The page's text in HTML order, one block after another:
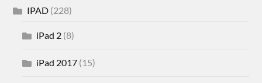
IPAD (228)
iPad 2 (8)
iPad 2017 (15)